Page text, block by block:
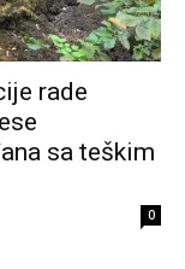
rade
sa teškim
0